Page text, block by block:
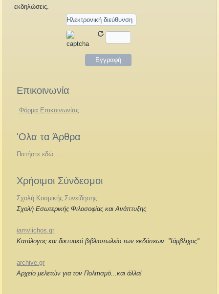
εκδηλώσεις.
Επικοινωνία
Φόρμα Επικοινωνίας
'Ολα τα Άρθρα
Πατήστε εδώ...
Χρήσιμοι Σύνδεσμοι
Σχολή Κοσμικής Συνείδησης
Σχολή Εσωτερικής Φιλοσοφίας και Ανάπτυξης
iamvlichos.gr
Κατάλογος και δικτυακό βιβλιοπωλείο των εκδόσεων: "Ιάμβλιχος"
archive.gr
Αρχείο μελετών για τον Πολιτισμό...και άλλα!